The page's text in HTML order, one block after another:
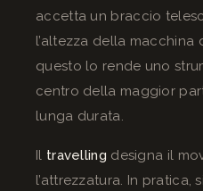
accetta un braccio
l’altezza della
questo lo rende uno
centro della maggior
lunga durata.
Il travelling designa il
l’attrezzatura. In pratica,